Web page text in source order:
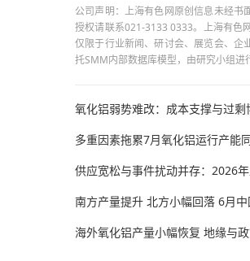
公司声明：上海有色网原创信息未经书
授权请联系021-3133 0333。上海有色
仅限于行业新闻、研讨会、展览会、企
托SMM内部数据库模型，由研究小组进